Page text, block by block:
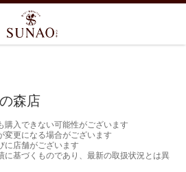
森店
購入できない可能性がございます
変更になる場合がございます
に店舗がございます
に基づくものであり、最新の取扱状況とは異